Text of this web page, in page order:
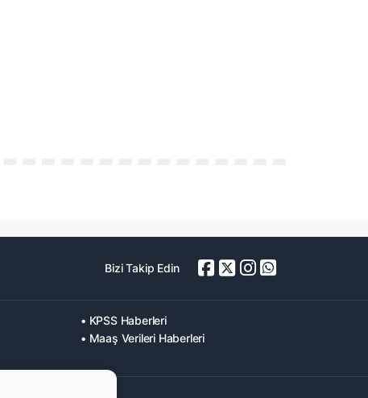
Bizi Takip Edin
• KPSS Haberleri
• Maaş Verileri Haberleri